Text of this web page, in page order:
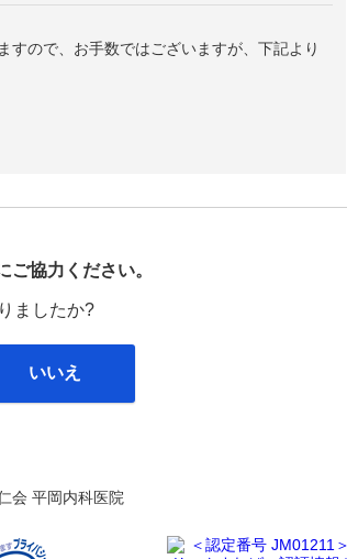
すので、お手数ではございますが、下記より
ご協力ください。
ましたか?
いいえ
会 平岡内科医院